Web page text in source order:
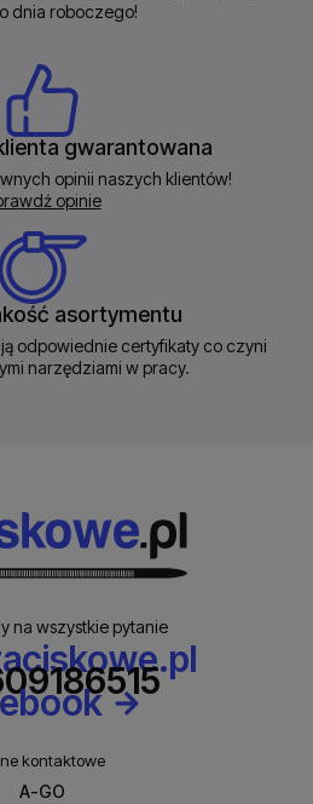
dnia roboczego!
gwarantowana
opinii naszych klientów!
opinie
asortymentu
odpowiednie certyfikaty co czyni
narzędziami w pracy.
na wszystkie pytanie
kontaktowe
A-GO